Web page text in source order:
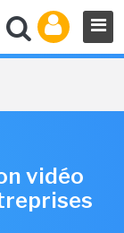
vidéo